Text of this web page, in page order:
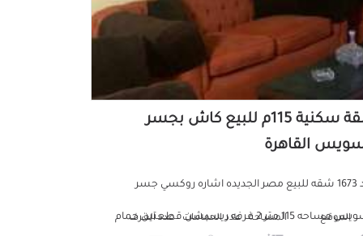
شقة سكنية 115م للبيع كاش بجسر
القاهرة
كود 1673 شقه للبيع مصر الجديده اشاره روكسي جسر
السويس مساحه 115 متر 2 غرفه ريسبشن قطعتين حمام الموقع المساحة عدد الحمامات عدد الغرف